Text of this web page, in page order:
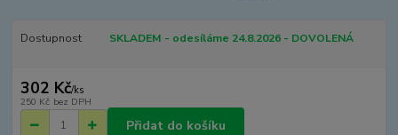
Dostupnost SKLADEM - odesíláme 24.8.2026 - DOVOLENÁ
302 Kč/ks
250 Kč bez DPH
Přidat do košíku